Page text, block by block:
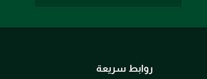
روابط سريعة